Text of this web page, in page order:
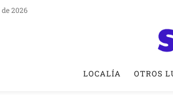
2026
LOCALÍA OTROS